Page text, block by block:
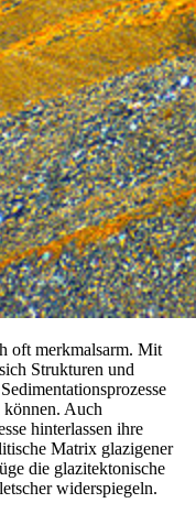
oft merkmalsarm. Mit
Strukturen und
können. Auch
hinterlassen ihre
Matrix glazigener
die glazitektonische
widerspiegeln.